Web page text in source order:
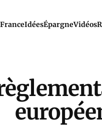
FranceIdéesÉpargneVidéos